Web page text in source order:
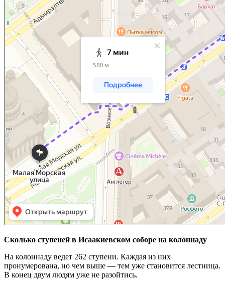
Сколько ступеней в Исаакиевском соборе на колоннаду
На колоннаду ведет 262 ступени. Каждая из них
пронумерована, но чем выше — тем уже становится лестница.
В конец двум людям уже не разойтись.